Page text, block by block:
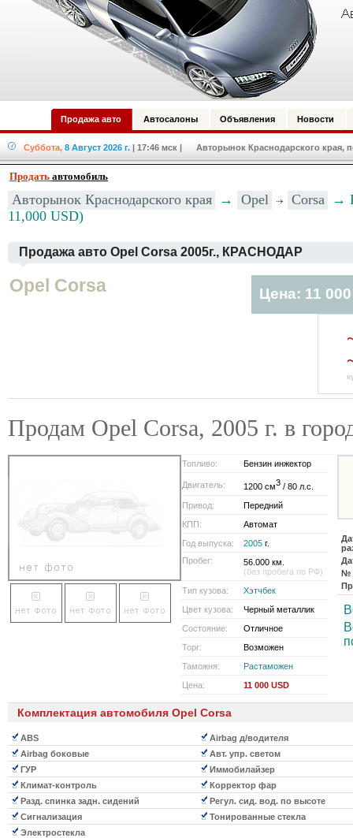
Продажа авто Автосалоны Объявления Новости
Суббота, 8 Август 2026 г. | 17:46 мск | Авторынок Краснодарского края,
Продать автомобиль
Авторынок Краснодарского края → Opel Corsa →
11,000 USD)
Продажа авто Opel Corsa 2005г., КРАСНОДАР
Opel Corsa Цена: 11
Продам Opel Corsa, 2005 г. в
Топливо: Бензин инжектор
Двигатель: 1200 см3 / 80 л.с.
Привод:
Передний
КПП:
Автомат
Год выпуска:
2005 г.
Пробег:
56.000 км.
(без пробега по РФ)
Тип кузова:
Хэтчбек
Цвет кузова:
Черный металлик
Состояние:
Отличное
Торг:
Возможен
Таможня:
Растаможен
Цена:
11 000 USD
№
Комплектация автомобиля Opel Corsa
ABS
Airbag д/водителя
Airbag боковые
Авт. упр. светом
ГУР
Иммобилайзер
Климат-контроль
Корректор фар
Разд. спинка задн. сидений
Регул. сид. вод. по высоте
Сигнализация
Тонированные стекла
Электростекла